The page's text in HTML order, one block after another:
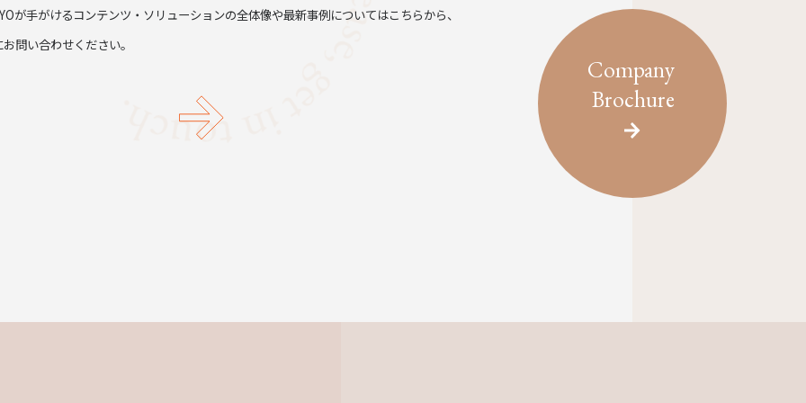
が手がけるコンテンツ・ソリューションの全体像や最新事例についてはこちらから、
問い合わせください。
Company
Brochure